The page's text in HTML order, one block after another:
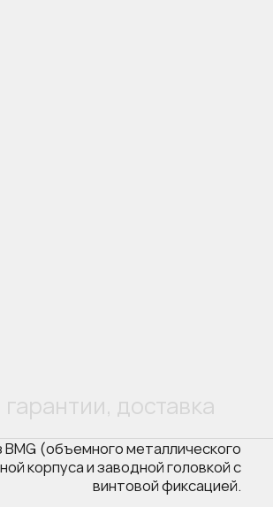
доставка
(объемного металлического
корпуса и заводной головкой с
винтовой фиксацией.